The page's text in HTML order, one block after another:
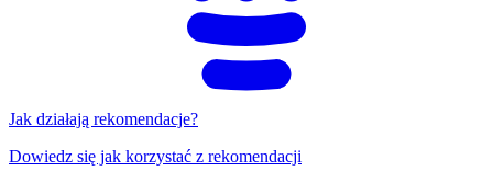
Jak działają rekomendacje?
Dowiedz się jak korzystać z rekomendacji